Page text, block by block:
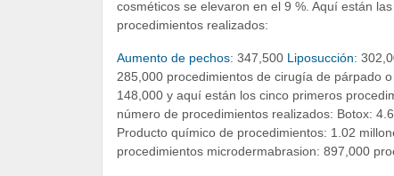
cosméticos se elevaron en el 9 %. Aquí están
procedimientos realizados:
Aumento de pechos: 347,500 Liposucción:
285,000 procedimientos de cirugía de párpado o
148,000 y aquí están los cinco primeros
número de procedimientos realizados: Botox:
Producto químico de procedimientos: 1.02
procedimientos microdermabrasion: 897,000